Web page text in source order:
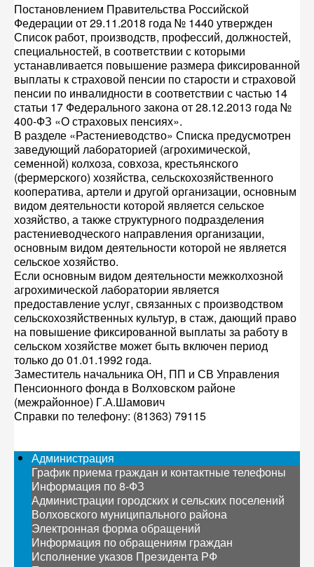
Постановлением Правительства Российской
Федерации от 29.11.2018 года № 1440 утвержден
Список работ, производств, профессий, должностей,
специальностей, в соответствии с которыми
устанавливается повышение размера фиксированной
выплаты к страховой пенсии по старости и страховой
пенсии по инвалидности в соответствии с частью 14
статьи 17 Федерального закона от 28.12.2013 года №
400-ФЗ «О страховых пенсиях».
В разделе «Растениеводство» Списка предусмотрен
заведующий лабораторией (агрохимической,
семенной) колхоза, совхоза, крестьянского
(фермерского) хозяйства, сельскохозяйственного
кооператива, артели и другой организации, основным
видом деятельности которой является сельское
хозяйство, а также структурного подразделения
растениеводческого направления организации,
основным видом деятельности которой не является
сельское хозяйство.
Если основным видом деятельности межколхозной
агрохимической лаборатории является
предоставление услуг, связанных с производством
сельскохозяйственных культур, в стаж, дающий право
на повышение фиксированной выплаты за работу в
сельском хозяйстве может быть включен период
только до 01.01.1992 года.
Заместитель начальника ОН, ПП и СВ Управления
Пенсионного фонда в Волховском районе
(межрайонное) Г.А.Шамович
Справки по телефону: (81363) 79115
Администрация
График приема граждан и контактные телефоны
Информация по 8-ФЗ
Администрации городских и сельских поселений
Волховского муниципального района
Электронная форма обращений
Информация по обращениям граждан
Исполнение указов Президента РФ